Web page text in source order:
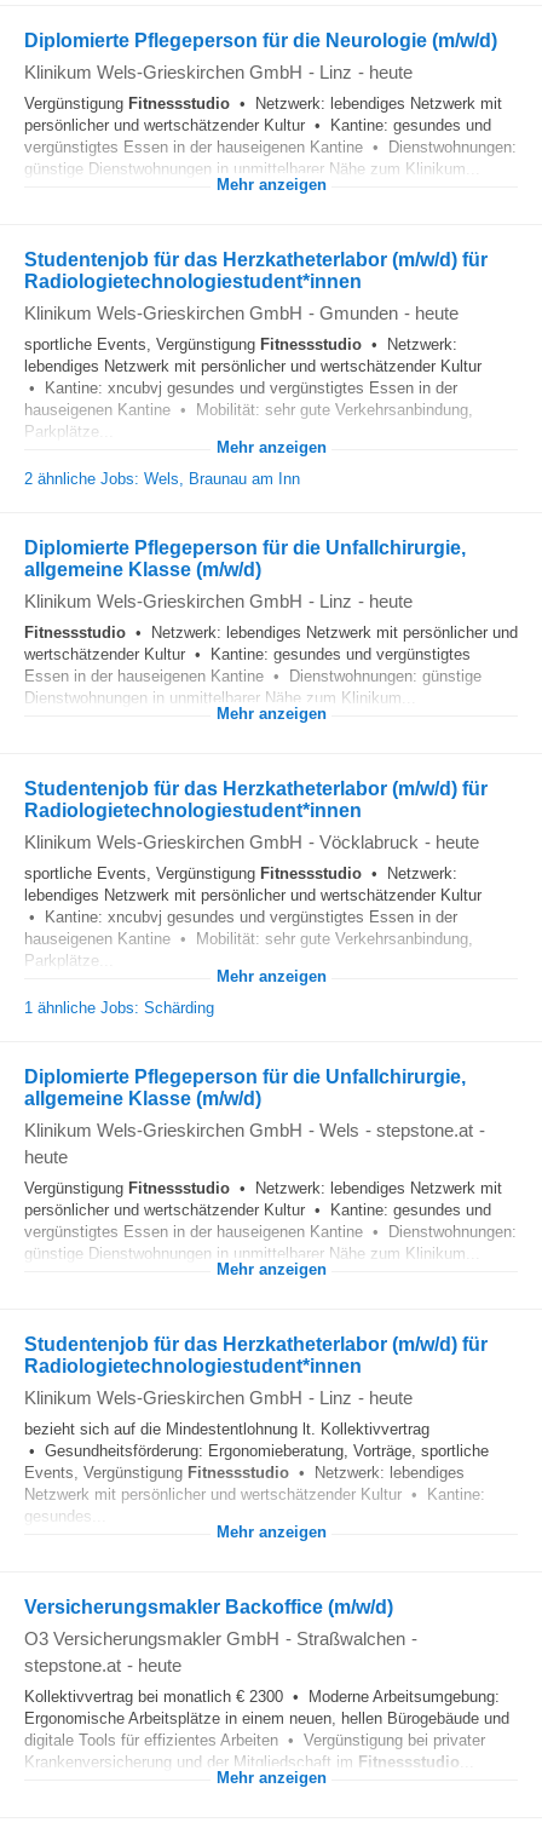
Diplomierte Pflegeperson für die Neurologie (m/w/d)
Klinikum Wels-Grieskirchen GmbH - Linz - heute
Vergünstigung Fitnessstudio • Netzwerk: lebendiges Netzwerk mit
persönlicher und wertschätzender Kultur • Kantine: gesundes und
vergünstigtes Essen in der hauseigenen Kantine • Dienstwohnungen:
günstige Dienstwohnungen in unmittelbarer Nähe zum Klinikum...
Mehr anzeigen
Studentenjob für das Herzkatheterlabor (m/w/d) für
Radiologietechnologiestudent*innen
Klinikum Wels-Grieskirchen GmbH - Gmunden - heute
sportliche Events, Vergünstigung Fitnessstudio • Netzwerk:
lebendiges Netzwerk mit persönlicher und wertschätzender Kultur
• Kantine: xncubvj gesundes und vergünstigtes Essen in der
hauseigenen Kantine • Mobilität: sehr gute Verkehrsanbindung,
Parkplätze...
Mehr anzeigen
2 ähnliche Jobs: Wels, Braunau am Inn
Diplomierte Pflegeperson für die Unfallchirurgie,
allgemeine Klasse (m/w/d)
Klinikum Wels-Grieskirchen GmbH - Linz - heute
Fitnessstudio • Netzwerk: lebendiges Netzwerk mit persönlicher und
wertschätzender Kultur • Kantine: gesundes und vergünstigtes
Essen in der hauseigenen Kantine • Dienstwohnungen: günstige
Dienstwohnungen in unmittelbarer Nähe zum Klinikum...
Mehr anzeigen
Studentenjob für das Herzkatheterlabor (m/w/d) für
Radiologietechnologiestudent*innen
Klinikum Wels-Grieskirchen GmbH - Vöcklabruck - heute
sportliche Events, Vergünstigung Fitnessstudio • Netzwerk:
lebendiges Netzwerk mit persönlicher und wertschätzender Kultur
• Kantine: xncubvj gesundes und vergünstigtes Essen in der
hauseigenen Kantine • Mobilität: sehr gute Verkehrsanbindung,
Parkplätze...
Mehr anzeigen
1 ähnliche Jobs: Schärding
Diplomierte Pflegeperson für die Unfallchirurgie,
allgemeine Klasse (m/w/d)
Klinikum Wels-Grieskirchen GmbH - Wels - stepstone.at -
heute
Vergünstigung Fitnessstudio • Netzwerk: lebendiges Netzwerk mit
persönlicher und wertschätzender Kultur • Kantine: gesundes und
vergünstigtes Essen in der hauseigenen Kantine • Dienstwohnungen:
günstige Dienstwohnungen in unmittelbarer Nähe zum Klinikum...
Mehr anzeigen
Studentenjob für das Herzkatheterlabor (m/w/d) für
Radiologietechnologiestudent*innen
Klinikum Wels-Grieskirchen GmbH - Linz - heute
bezieht sich auf die Mindestentlohnung lt. Kollektivvertrag
• Gesundheitsförderung: Ergonomieberatung, Vorträge, sportliche
Events, Vergünstigung Fitnessstudio • Netzwerk: lebendiges
Netzwerk mit persönlicher und wertschätzender Kultur • Kantine:
gesundes...
Mehr anzeigen
Versicherungsmakler Backoffice (m/w/d)
O3 Versicherungsmakler GmbH - Straßwalchen -
stepstone.at - heute
Kollektivvertrag bei monatlich € 2300 • Moderne Arbeitsumgebung:
Ergonomische Arbeitsplätze in einem neuen, hellen Bürogebäude und
digitale Tools für effizientes Arbeiten • Vergünstigung bei privater
Krankenversicherung und der Mitgliedschaft im Fitnessstudio
Mehr anzeigen